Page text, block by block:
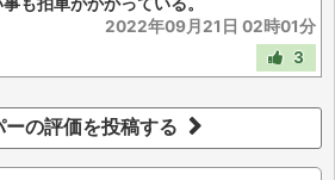
2022年09月21日 02時01分
3
ーの評価を投稿する